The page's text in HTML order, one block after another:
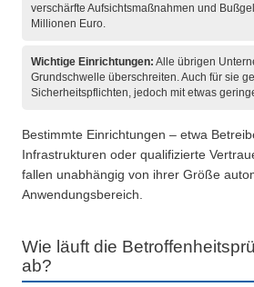
verschärfte Aufsichtsmaßnahmen und
Millionen Euro.
Wichtige Einrichtungen: Alle übrigen
Grundschwelle überschreiten. Auch für sie
Sicherheitspflichten, jedoch mit etwas
Bestimmte Einrichtungen – etwa
Infrastrukturen oder qualifizierte
fallen unabhängig von ihrer Größe
Anwendungsbereich.
Wie läuft die
ab?